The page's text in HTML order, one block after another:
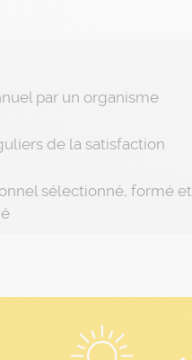
par un organisme
de la satisfaction
sélectionné, formé et